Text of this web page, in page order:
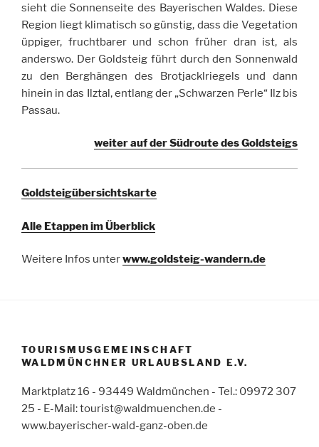
sieht die Sonnenseite des Bayerischen Waldes. Diese
Region liegt klimatisch so günstig, dass die Vegetation
üppiger, fruchtbarer und schon früher dran ist, als
anderswo. Der Goldsteig führt durch den Sonnenwald
zu den Berghängen des Brotjacklriegels und dann
hinein in das Ilztal, entlang der „Schwarzen Perle“ Ilz bis
Passau.
weiter auf der Südroute des Goldsteigs
Goldsteigübersichtskarte
Alle Etappen im Überblick
Weitere Infos unterwww.goldsteig-wandern.de
TOURISMUSGEMEINSCHAFT
WALDMÜNCHNER URLAUBSLAND E.V.
Marktplatz 16 - 93449 Waldmünchen - Tel.: 09972 307
25 - E-Mail: tourist@waldmuenchen.de -
www.bayerischer-wald-ganz-oben.de